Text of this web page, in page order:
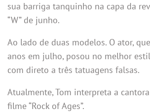
sua barriga tanquinho na capa da
“W” de junho.
Ao lado de duas modelos. O ator,
anos em julho, posou no melhor
com direto a três tatuagens falsas.
Atualmente, Tom interpreta a
filme “Rock of Ages”.